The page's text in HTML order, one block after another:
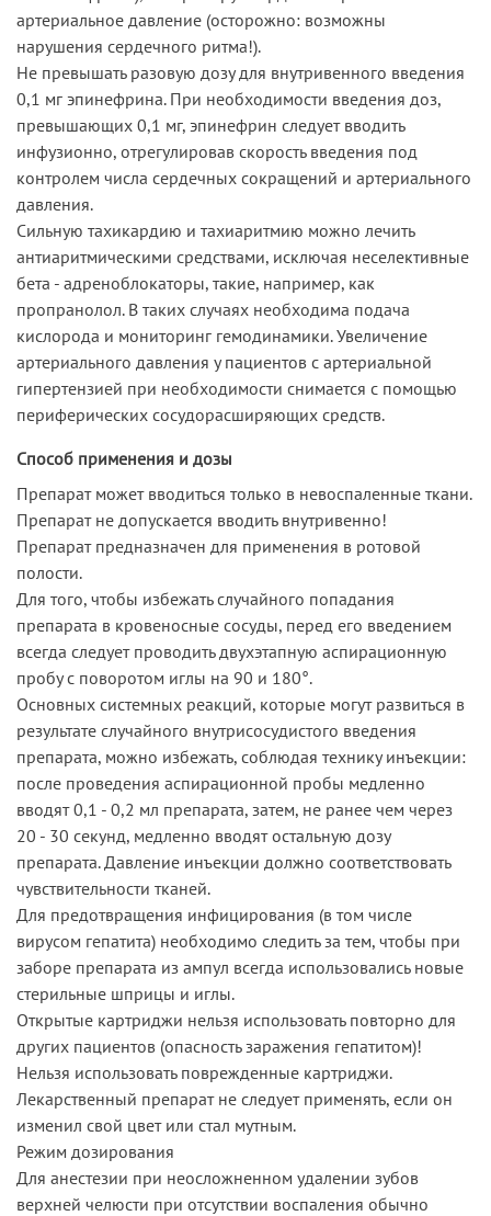
артериальное давление (осторожно: возможны
нарушения сердечного ритма!).
Не превышать разовую дозу для внутривенного введения
0,1 мг эпинефрина. При необходимости введения доз,
превышающих 0,1 мг, эпинефрин следует вводить
инфузионно, отрегулировав скорость введения под
контролем числа сердечных сокращений и артериального
давления.
Сильную тахикардию и тахиаритмию можно лечить
антиаритмическими средствами, исключая неселективные
бета - адреноблокаторы, такие, например, как
пропранолол. В таких случаях необходима подача
кислорода и мониторинг гемодинамики. Увеличение
артериального давления у пациентов с артериальной
гипертензией при необходимости снимается с помощью
периферических сосудорасширяющих средств.
Способ применения и дозы
Препарат может вводиться только в невоспаленные ткани.
Препарат не допускается вводить внутривенно!
Препарат предназначен для применения в ротовой
полости.
Для того, чтобы избежать случайного попадания
препарата в кровеносные сосуды, перед его введением
всегда следует проводить двухэтапную аспирационную
пробу с поворотом иглы на 90 и 180°.
Основных системных реакций, которые могут развиться в
результате случайного внутрисосудистого введения
препарата, можно избежать, соблюдая технику инъекции:
после проведения аспирационной пробы медленно
вводят 0,1 - 0,2 мл препарата, затем, не ранее чем через
20 - 30 секунд, медленно вводят остальную дозу
препарата. Давление инъекции должно соответствовать
чувствительности тканей.
Для предотвращения инфицирования (в том числе
вирусом гепатита) необходимо следить за тем, чтобы при
заборе препарата из ампул всегда использовались новые
стерильные шприцы и иглы.
Открытые картриджи нельзя использовать повторно для
других пациентов (опасность заражения гепатитом)!
Нельзя использовать поврежденные картриджи.
Лекарственный препарат не следует применять, если он
изменил свой цвет или стал мутным.
Режим дозирования
Для анестезии при неосложненном удалении зубов
верхней челюсти при отсутствии воспаления обычно